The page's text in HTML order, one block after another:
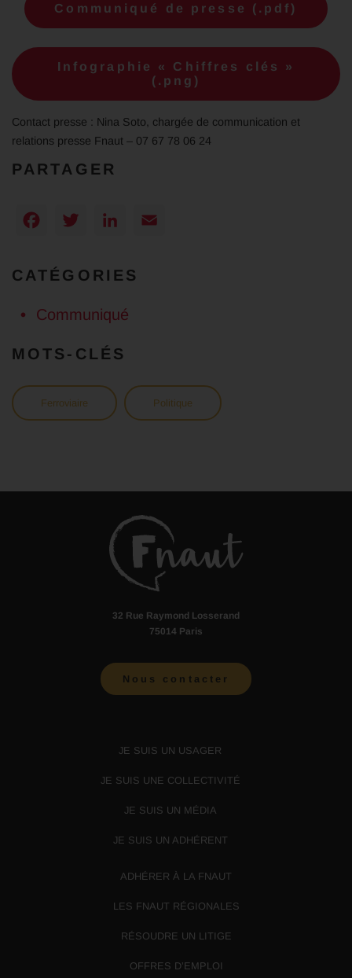
Communiqué de presse (.pdf)
Infographie « Chiffres clés »
(.png)
Contact presse : Nina Soto, chargée de communication et
relations presse Fnaut – 07 67 78 06 24
PARTAGER
Facebook
TwitterLinkedIn
CATÉGORIES
Communiqué
MOTS-CLÉS
Ferroviaire Politique
32 Rue Raymond Losserand
75014 Paris
Nous contacter
JE SUIS UN USAGER
JE SUIS UNE COLLECTIVITÉ
JE SUIS UN MÉDIA
JE SUIS UN ADHÉRENT
ADHÉRER À LA FNAUT
LES FNAUT RÉGIONALES
RÉSOUDRE UN LITIGE
OFFRES D’EMPLOI